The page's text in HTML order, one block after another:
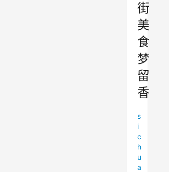
街
美
食
梦
留
香
s
i
c
h
u
a